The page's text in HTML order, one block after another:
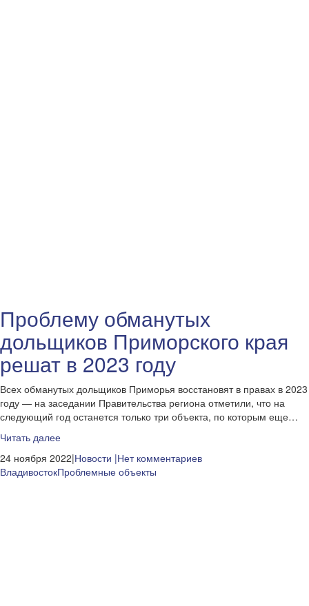
Проблему обманутых
дольщиков Приморского края
решат в 2023 году
Всех обманутых дольщиков Приморья восстановят в правах в 2023
году — на заседании Правительства региона отметили, что на
следующий год останется только три объекта, по которым еще…
Читать далее
24 ноября 2022|Новости |Нет комментариев
ВладивостокПроблемные объекты